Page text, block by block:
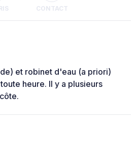
CONTACT
et robinet d'eau (a priori)
heure. Il y a plusieurs